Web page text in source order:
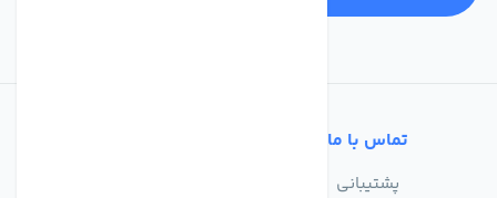
تماس با ما
پشتیبانی